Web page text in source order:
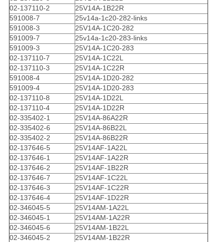
02-137110-2
25V14A-1B22R
591008-7
25v14a-1c20-282-links
591008-3
25V14A-1C20-282
591009-7
25v14a-1c20-283-links
591009-3
25V14A-1C20-283
02-137110-7
25V14A-1C22L
02-137110-3
25V14A-1C22R
591008-4
25V14A-1D20-282
591009-4
25V14A-1D20-283
02-137110-8
25V14A-1D22L
02-137110-4
25V14A-1D22R
02-335402-1
25V14A-86A22R
02-335402-6
25V14A-86B22L
02-335402-2
25V14A-86B22R
02-137646-5
25V14AF-1A22L
02-137646-1
25V14AF-1A22R
02-137646-2
25V14AF-1B22R
02-137646-7
25V14AF-1C22L
02-137646-3
25V14AF-1C22R
02-137646-4
25V14AF-1D22R
02-346045-5
25V14AM-1A22L
02-346045-1
25V14AM-1A22R
02-346045-6
25V14AM-1B22L
02-346045-2
25V14AM-1B22R